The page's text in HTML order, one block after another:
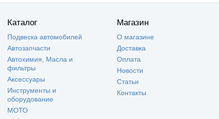
Каталог
Подвеска автомобилей
Автозапчасти
Автохимия, Масла и
фильтры
Аксессуары
Инструменты и
оборудование
МОТО
Магазин
О магазине
Доставка
Оплата
Новости
Статьи
Контакты